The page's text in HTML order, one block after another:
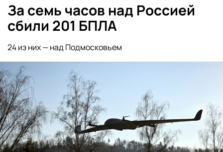
За семь часов над Россией
сбили 201 БПЛА
24 из них — над Подмосковьем